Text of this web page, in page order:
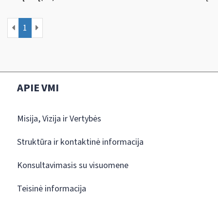
1
APIE VMI
Misija, Vizija ir Vertybės
Struktūra ir kontaktinė informacija
Konsultavimasis su visuomene
Teisinė informacija